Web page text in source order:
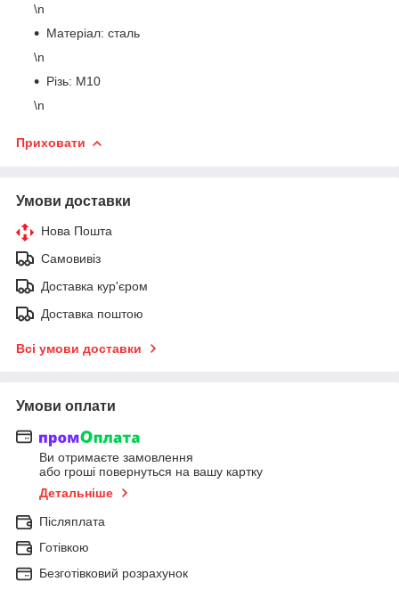
\n
Матеріал: сталь
\n
Різь: М10
\n
Приховати
Умови доставки
Нова Пошта
Самовивіз
Доставка кур'єром
Доставка поштою
Всі умови доставки
Умови оплати
Ви отримаєте замовлення
або гроші повернуться на вашу картку
Детальніше
Післяплата
Готівкою
Безготівковий розрахунок